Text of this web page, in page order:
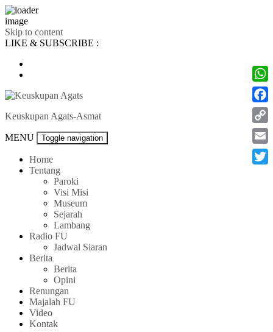
Skip to content
LIKE & SUBSCRIBE :
Keuskupan Agats-Asmat
MENU Toggle navigation
Home
Tentang
Paroki
Visi Misi
Museum
Sejarah
Lambang
Radio FU
Jadwal Siaran
Berita
Berita
Opini
Renungan
Majalah FU
Video
Kontak
Copy
Link